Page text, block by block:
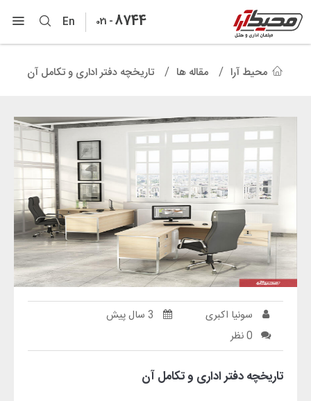
En 021 -8744
محیط آرا مقاله ها تاریخچه دفتر اداری و تکامل آن
سونیا اکبری
3 سال پیش
0 نظر
تاریخچه دفتر اداری و تکامل آن